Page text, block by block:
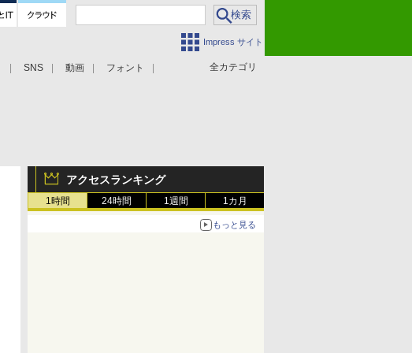
Impress サイト
全カテゴリ
SNS 動画 フォント
アクセスランキング
1時間 24時間 1週間 1カ月
もっと見る